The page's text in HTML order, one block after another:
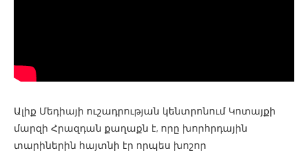
Ալիք Մեդիայի ուշադրության կենտրոնում Կոտայքի
մարզի Հրազդան քաղաքն է, որը խորհրդային
տարիներին հայտնի էր որպես խոշոր